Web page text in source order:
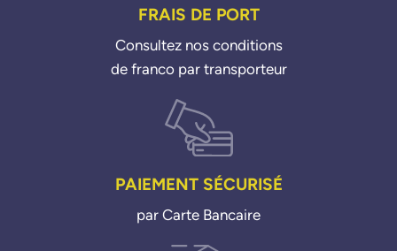
FRAIS DE PORT
Consultez nos conditions
de franco par transporteur
PAIEMENT SÉCURISÉ
par Carte Bancaire